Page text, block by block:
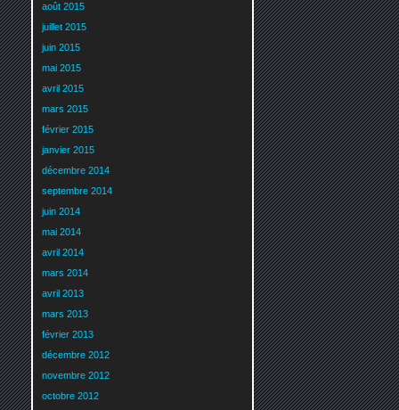
août 2015
juillet 2015
juin 2015
mai 2015
avril 2015
mars 2015
février 2015
janvier 2015
décembre 2014
septembre 2014
juin 2014
mai 2014
avril 2014
mars 2014
avril 2013
mars 2013
février 2013
décembre 2012
novembre 2012
octobre 2012